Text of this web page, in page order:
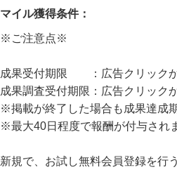
マイル獲得条件：
※ご注意点※
成果受付期限 ：広告クリック
成果調査受付期限：広告クリック
※掲載が終了した場合も成果達成
※最大40日程度で報酬が付与され
新規で、お試し無料会員登録を行